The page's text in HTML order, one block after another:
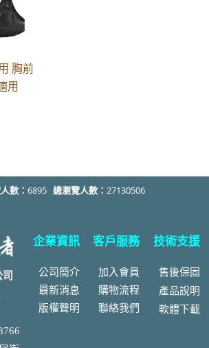
胸前
用
數： 6895 總瀏覽人數： 27130506
企業資訊
公司簡介
最新消息
版權聲明
客戶服務
加入會員
購物流程
聯絡我們
技術支援
售後保固
產品說明
軟體下載